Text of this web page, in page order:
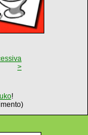
>
!